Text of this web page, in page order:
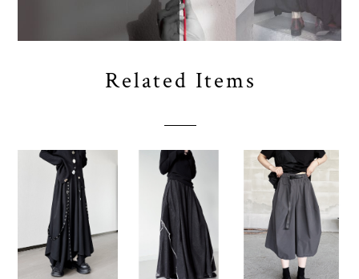
Related Items